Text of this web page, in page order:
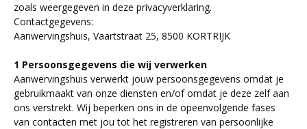
zoals weergegeven in deze privacyverklaring.
Contactgegevens:
Aanwervingshuis, Vaartstraat 25, 8500 KORTRIJK
1 Persoonsgegevens die wij verwerken
Aanwervingshuis verwerkt jouw persoonsgegevens omdat je
gebruikmaakt van onze diensten en/of omdat je deze zelf aan
ons verstrekt. Wij beperken ons in de opeenvolgende fases
van contacten met jou tot het registreren van persoonlijke